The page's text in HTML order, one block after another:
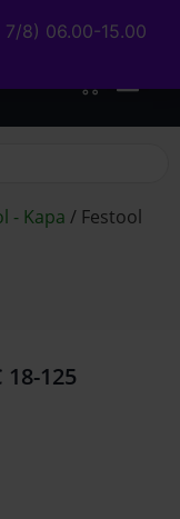
8) 06.00-15.00
- Kapa / Festool
125